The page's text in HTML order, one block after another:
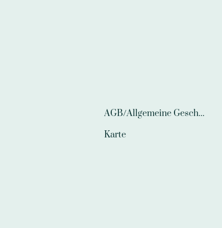
AGB/Allgemeine Geschäftsbedingungen
Karte